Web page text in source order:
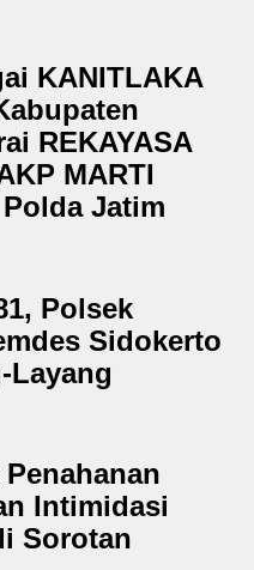
KANITLAKA
REKAYASA
MARTI
Jatim
Polsek
Sidokerto
Layang
Intimidasi
Sorotan